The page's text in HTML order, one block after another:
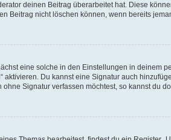
deinen Beitrag überarbeitet hat. Diese
Beitrag nicht löschen können, wenn bereits
eine solche in den Einstellungen in deinem
aktivieren. Du kannst eine Signatur auch
Signatur verfassen möchtest, so kannst du